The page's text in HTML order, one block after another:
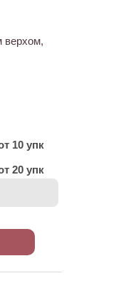
верхом,
10 упк
20 упк